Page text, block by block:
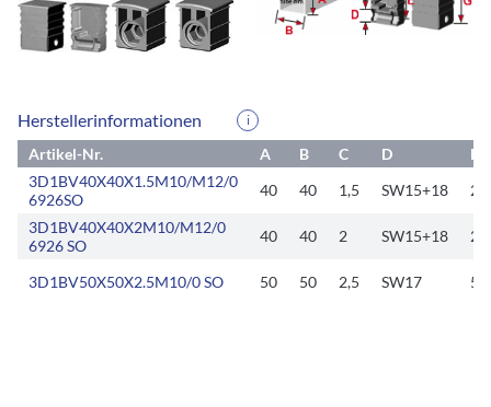
Herstellerinformationen i
Artikel-Nr. A B C D
E
3D1BV40X40X1.5M10/M12/0
6926SO
40 40 1,5 SW15+18
25
3D1BV40X40X2M10/M12/0
6926 SO
40 40 2 SW15+18 25
3D1BV50X50X2.5M10/0 SO 50 50 2,5 SW17 50